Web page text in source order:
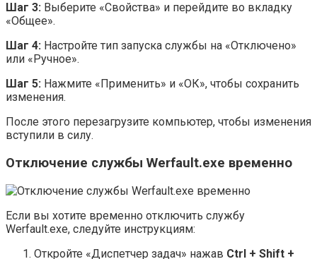
Шаг 3: Выберите «Свойства» и перейдите во вкладку
«Общее».
Шаг 4: Настройте тип запуска службы на «Отключено»
или «Ручное».
Шаг 5: Нажмите «Применить» и «ОК», чтобы сохранить
изменения.
После этого перезагрузите компьютер, чтобы изменения
вступили в силу.
Отключение службы Werfault.exe временно
Если вы хотите временно отключить службу
Werfault.exe, следуйте инструкциям:
Откройте «Диспетчер задач» нажав Ctrl + Shift +